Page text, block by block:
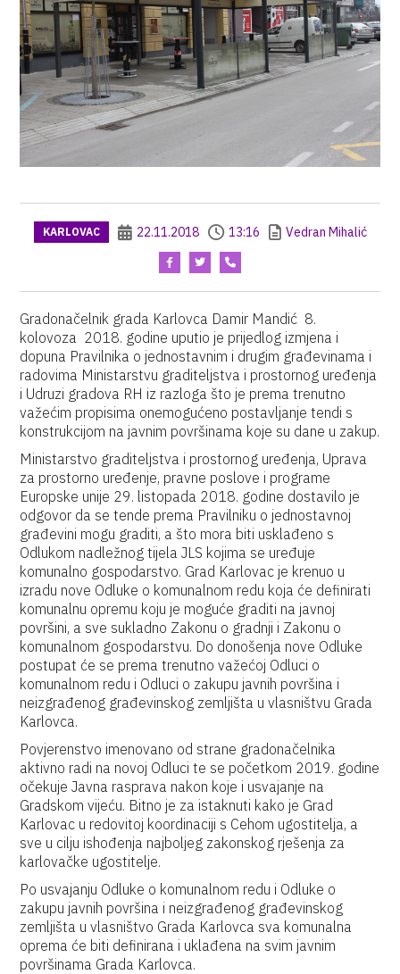
KARLOVAC 22.11.2018 13:16 Vedran Mihalić
Gradonačelnik grada Karlovca Damir Mandić 8.
kolovoza 2018. godine uputio je prijedlog izmjena i
dopuna Pravilnika o jednostavnim i drugim građevinama i
radovima Ministarstvu graditeljstva i prostornog uređenja
i Udruzi gradova RH iz razloga što je prema trenutno
važećim propisima onemogućeno postavljanje tendi s
konstrukcijom na javnim površinama koje su dane u zakup.
Ministarstvo graditeljstva i prostornog uređenja, Uprava
za prostorno uređenje, pravne poslove i programe
Europske unije 29. listopada 2018. godine dostavilo je
odgovor da se tende prema Pravilniku o jednostavnoj
građevini mogu graditi, a što mora biti usklađeno s
Odlukom nadležnog tijela JLS kojima se uređuje
komunalno gospodarstvo. Grad Karlovac je krenuo u
izradu nove Odluke o komunalnom redu koja će definirati
komunalnu opremu koju je moguće graditi na javnoj
površini, a sve sukladno Zakonu o gradnji i Zakonu o
komunalnom gospodarstvu. Do donošenja nove Odluke
postupat će se prema trenutno važećoj Odluci o
komunalnom redu i Odluci o zakupu javnih površina i
neizgrađenog građevinskog zemljišta u vlasništvu Grada
Karlovca.
Povjerenstvo imenovano od strane gradonačelnika
aktivno radi na novoj Odluci te se početkom 2019. godine
očekuje Javna rasprava nakon koje i usvajanje na
Gradskom vijeću. Bitno je za istaknuti kako je Grad
Karlovac u redovitoj koordinaciji s Cehom ugostitelja, a
sve u cilju ishođenja najboljeg zakonskog rješenja za
karlovačke ugostitelje.
Po usvajanju Odluke o komunalnom redu i Odluke o
zakupu javnih površina i neizgrađenog građevinskog
zemljišta u vlasništvo Grada Karlovca sva komunalna
oprema će biti definirana i uklađena na svim javnim
površinama Grada Karlovca.